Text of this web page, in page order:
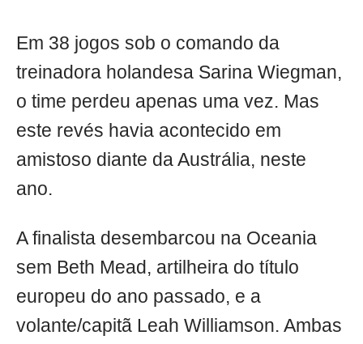
Em 38 jogos sob o comando da
treinadora holandesa Sarina Wiegman,
o time perdeu apenas uma vez. Mas
este revés havia acontecido em
amistoso diante da Austrália, neste
ano.
A finalista desembarcou na Oceania
sem Beth Mead, artilheira do título
europeu do ano passado, e a
volante/capitã Leah Williamson. Ambas